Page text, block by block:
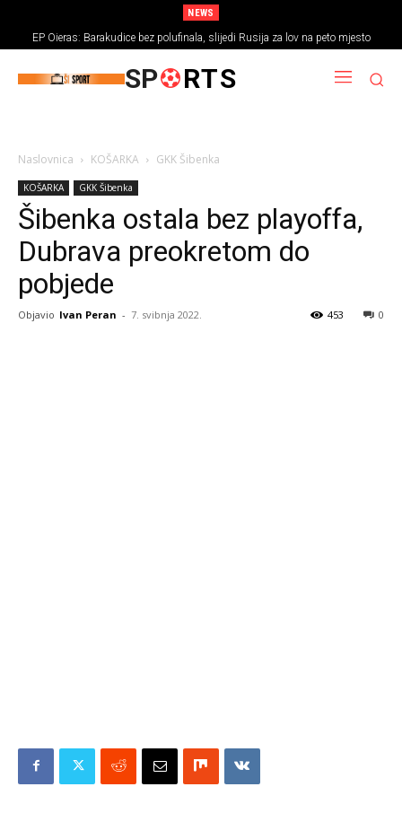
NEWS
EP Oieras: Barakudice bez polufinala, slijedi Rusija za lov na peto mjesto
SP RTS
Naslovnica KOŠARKA GKK Šibenka
KOŠARKA GKK Šibenka
Šibenka ostala bez playoffa,
Dubrava preokretom do
pobjede
Objavio Ivan Peran - 7. svibnja 2022. 0
453